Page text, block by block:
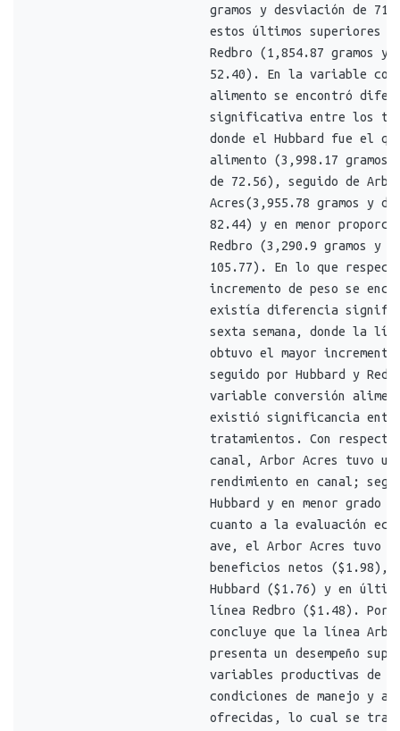
gramos y desviación de
estos últimos superiores
Redbro (1,854.87 gramos y
52.40). En la variable
alimento se encontró
significativa entre los
donde el Hubbard fue el
alimento (3,998.17 gramos
de 72.56), seguido de
Acres(3,955.78 gramos y
82.44) y en menor
Redbro (3,290.9 gramos y
105.77). En lo que
incremento de peso se
existía diferencia
sexta semana, donde la
obtuvo el mayor
seguido por Hubbard y
variable conversión
existió significancia
tratamientos. Con
canal, Arbor Acres tuvo un
rendimiento en canal;
Hubbard y en menor grado
cuanto a la evaluación
ave, el Arbor Acres tuvo
beneficios netos ($1.98),
Hubbard ($1.76) y en
línea Redbro ($1.48). Por
concluye que la línea
presenta un desempeño
variables productivas de
condiciones de manejo y
ofrecidas, lo cual se